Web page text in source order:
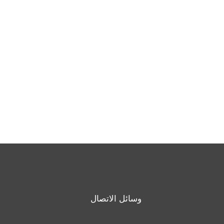
وسائل الاتصال